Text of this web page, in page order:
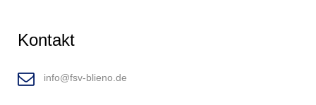
Kontakt
info@fsv-blieno.de